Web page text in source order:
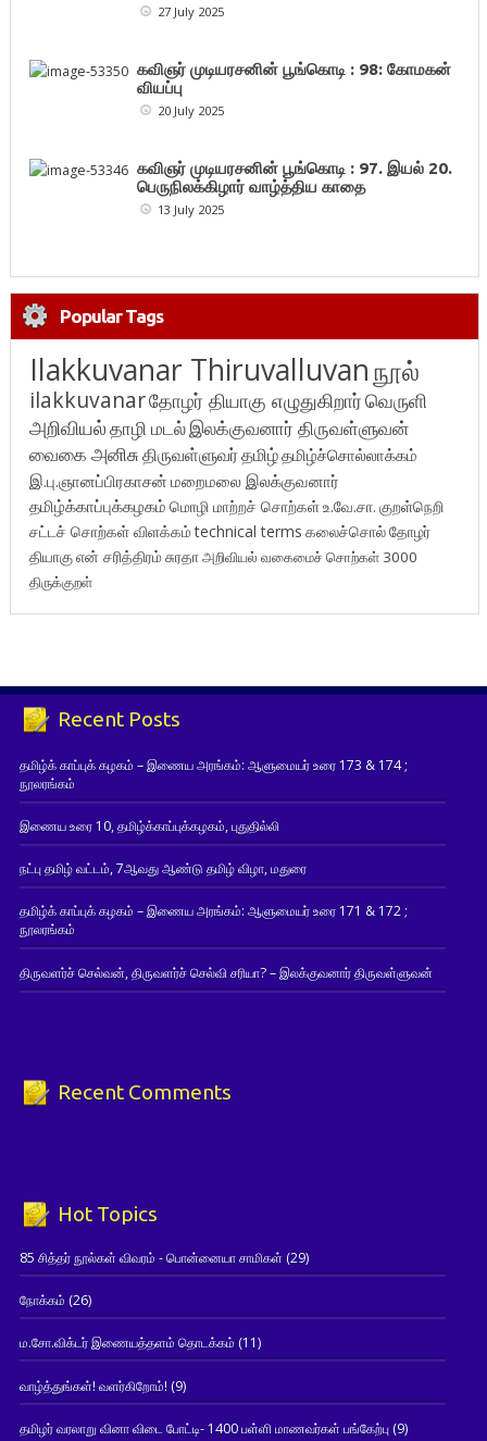
27 July 2025
கவிஞர் முடியரசனின் பூங்கொடி : 98: கோமகன்
வியப்பு
20 July 2025
கவிஞர் முடியரசனின் பூங்கொடி : 97. இயல் 20.
பெருநிலக்கிழார் வாழ்த்திய காதை
13 July 2025
Popular Tags
Ilakkuvanar Thiruvalluvanநூல்
ilakkuvanarதோழர் தியாகு எழுதுகிறார்வெருளி
அறிவியல்தாழி மடல்இலக்குவனார் திருவள்ளுவன்
வைகை அனிசுதிருவள்ளுவர்தமிழ்தமிழ்ச்சொல்லாக்கம்
இ.பு.ஞானப்பிரகாசன் மறைமலை இலக்குவனார்
தமிழ்க்காப்புக்கழகம் மொழி மாற்றச் சொற்கள்உ.வே.சா. குறள்நெறி
சட்டச் சொற்கள் விளக்கம்technical terms கலைச்சொல்தோழர்
தியாகுஎன் சரித்திரம்சுரதாஅறிவியல் வகைமைச் சொற்கள் 3000
திருக்குறள்
Recent Posts
தமிழ்க் காப்புக் கழகம் – இணைய அரங்கம்: ஆளுமையர் உரை 173 & 174 ;
நூலரங்கம்
இணைய உரை 10, தமிழ்க்காப்புக்கழகம், புதுதில்லி
நட்பு தமிழ் வட்டம், 7ஆவது ஆண்டு தமிழ் விழா, மதுரை
தமிழ்க் காப்புக் கழகம் – இணைய அரங்கம்: ஆளுமையர் உரை 171 & 172 ;
நூலரங்கம்
திருவளர்ச் செல்வன், திருவளர்ச் செல்வி சரியா? – இலக்குவனார் திருவள்ளுவன்
Recent Comments
Hot Topics
85 சித்தர் நூல்கள் விவரம் - பொன்னையா சாமிகள் (29)
நோக்கம் (26)
ம.சோ.விக்டர் இணையத்தளம் தொடக்கம் (11)
வாழ்த்துங்கள்! வளர்கிறோம்! (9)
தமிழர் வரலாறு வினா விடை போட்டி- 1400 பள்ளி மாணவர்கள் பங்கேற்பு(9)